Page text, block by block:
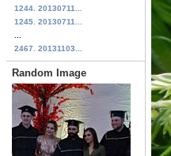
1244. 20130711...
1245. 20130711...
2467. 20131103...
Random Image